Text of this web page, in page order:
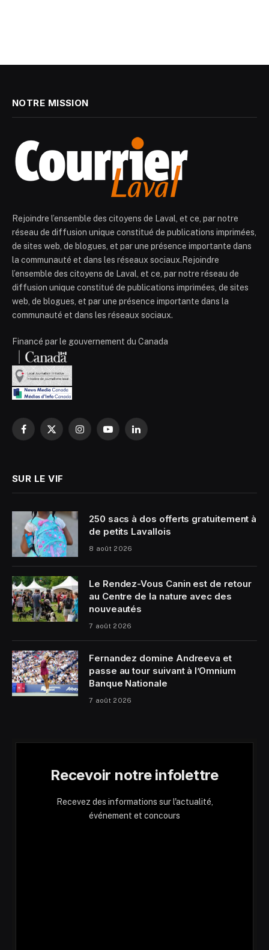
NOTRE MISSION
Rejoindre l’ensemble des citoyens de Laval, et ce, par notre
réseau de diffusion unique constitué de publications imprimées,
de sites web, de blogues, et par une présence importante dans
la communauté et dans les réseaux sociaux.Rejoindre
l’ensemble des citoyens de Laval, et ce, par notre réseau de
diffusion unique constitué de publications imprimées, de sites
web, de blogues, et par une présence importante dans la
communauté et dans les réseaux sociaux.
Financé par le gouvernement du Canada
Facebook
X
InstagramYouTubeLinkedIn
SUR LE VIF
250 sacs à dos offerts gratuitement à
de petits Lavallois
8 août 2026
Le Rendez-Vous Canin est de retour
au Centre de la nature avec des
nouveautés
7 août 2026
Fernandez domine Andreeva et
passe au tour suivant à l’Omnium
Banque Nationale
7 août 2026
Recevoir notre infolettre
Recevez des informations sur l'actualité,
événement et concours